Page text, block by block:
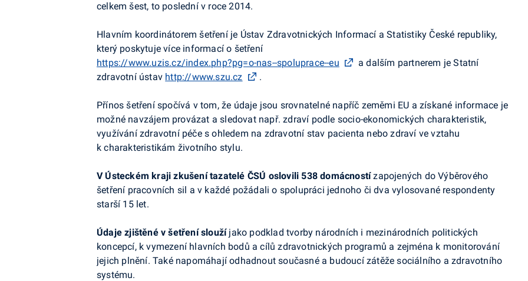
celkem šest, to poslední v roce 2014.
Hlavním koordinátorem šetření je Ústav Zdravotnických Informací a Statistiky České republiky,
který poskytuje více informací o šetření
https://www.uzis.cz/index.php?pg=o-nas--spoluprace--eu
a dalším partnerem je Statní
zdravotní ústav http://www.szu.cz .
Přínos šetření spočívá v tom, že údaje jsou srovnatelné napříč zeměmi EU a získané informace je
možné navzájem provázat a sledovat např. zdraví podle socio-ekonomických charakteristik,
využívání zdravotní péče s ohledem na zdravotní stav pacienta nebo zdraví ve vztahu
k charakteristikám životního stylu.
V Ústeckém kraji zkušení tazatelé ČSÚ oslovili 538 domácnostízapojených do Výběrového
šetření pracovních sil a v každé požádali o spolupráci jednoho či dva vylosované respondenty
starší 15 let.
Údaje zjištěné v šetření sloužíjako podklad tvorby národních i mezinárodních politických
koncepcí, k vymezení hlavních bodů a cílů zdravotnických programů a zejména k monitorování
jejich plnění. Také napomáhají odhadnout současné a budoucí zátěže sociálního a zdravotního
systému.